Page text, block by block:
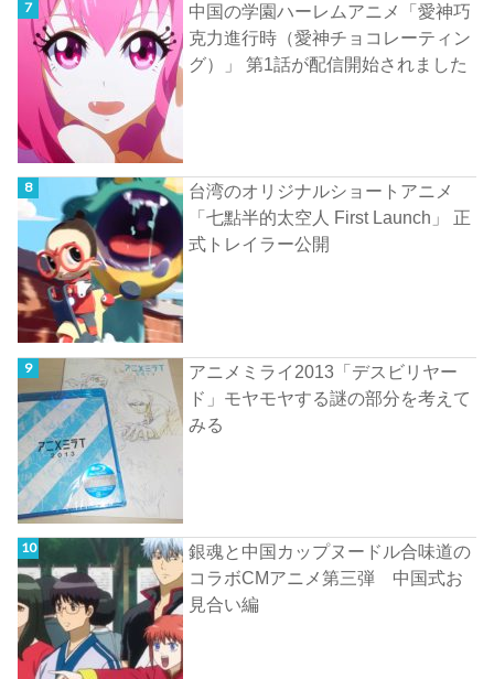
中国の学園ハーレムアニメ「愛神巧
克力進行時（愛神チョコレーティン
グ）」 第1話が配信開始されました
台湾のオリジナルショートアニメ
「七點半的太空人 First Launch」 正
式トレイラー公開
アニメミライ2013「デスビリヤー
ド」モヤモヤする謎の部分を考えて
みる
銀魂と中国カップヌードル合味道の
コラボCMアニメ第三弾 中国式お
見合い編